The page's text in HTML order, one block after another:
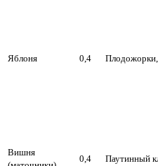
Яблоня 0,4 Плодожорки,
Вишня
0,4 Паутинный